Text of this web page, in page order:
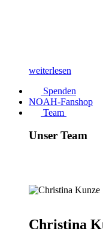
weiterlesen
Spenden
NOAH-Fanshop
Team
Unser Team
Christina